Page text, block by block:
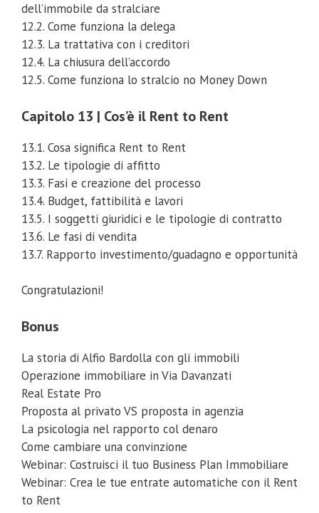
dell’immobile da stralciare
12.2. Come funziona la delega
12.3. La trattativa con i creditori
12.4. La chiusura dell’accordo
12.5. Come funziona lo stralcio no Money Down
Capitolo 13 | Cos’è il Rent to Rent
13.1. Cosa significa Rent to Rent
13.2. Le tipologie di affitto
13.3. Fasi e creazione del processo
13.4. Budget, fattibilità e lavori
13.5. I soggetti giuridici e le tipologie di contratto
13.6. Le fasi di vendita
13.7. Rapporto investimento/guadagno e opportunità
Congratulazioni!
Bonus
La storia di Alfio Bardolla con gli immobili
Operazione immobiliare in Via Davanzati
Real Estate Pro
Proposta al privato VS proposta in agenzia
La psicologia nel rapporto col denaro
Come cambiare una convinzione
Webinar: Costruisci il tuo Business Plan Immobiliare
Webinar: Crea le tue entrate automatiche con il Rent
to Rent